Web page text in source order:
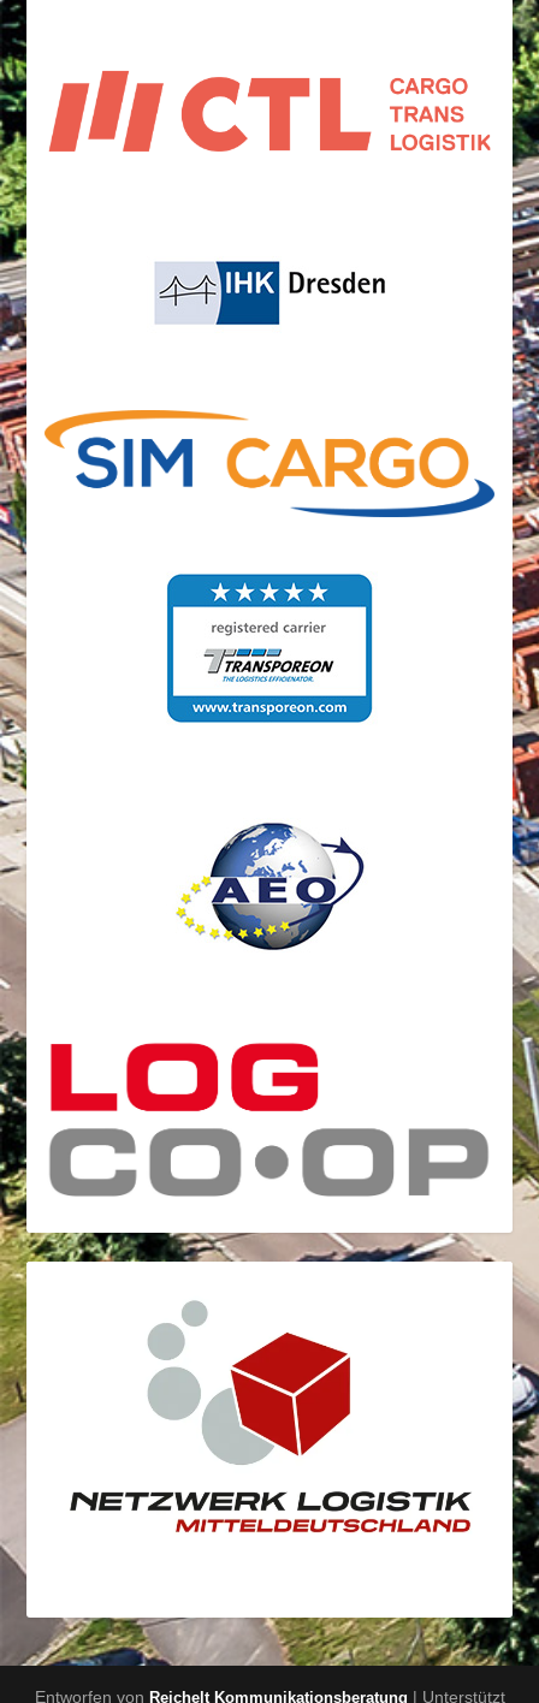
Entworfen von Reichelt Kommunikationsberatung | Unterstützt